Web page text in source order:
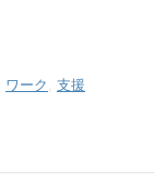
ワーク , 支援